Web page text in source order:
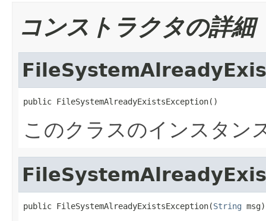
コンストラクタの詳細
public FileSystemAlreadyExistsException()
このクラスのインスタン
public FileSystemAlreadyExistsException(String msg)